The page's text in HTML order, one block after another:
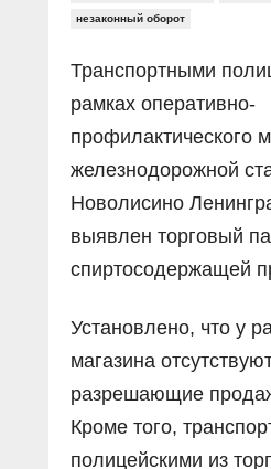
незаконный оборот
Транспортными
рамках оперативно-
профилактического
железнодорожной
Новолисино
выявлен торговый
спиртосодержащей
Установлено, что у
магазина
разрешающие
Кроме того,
полицейскими из